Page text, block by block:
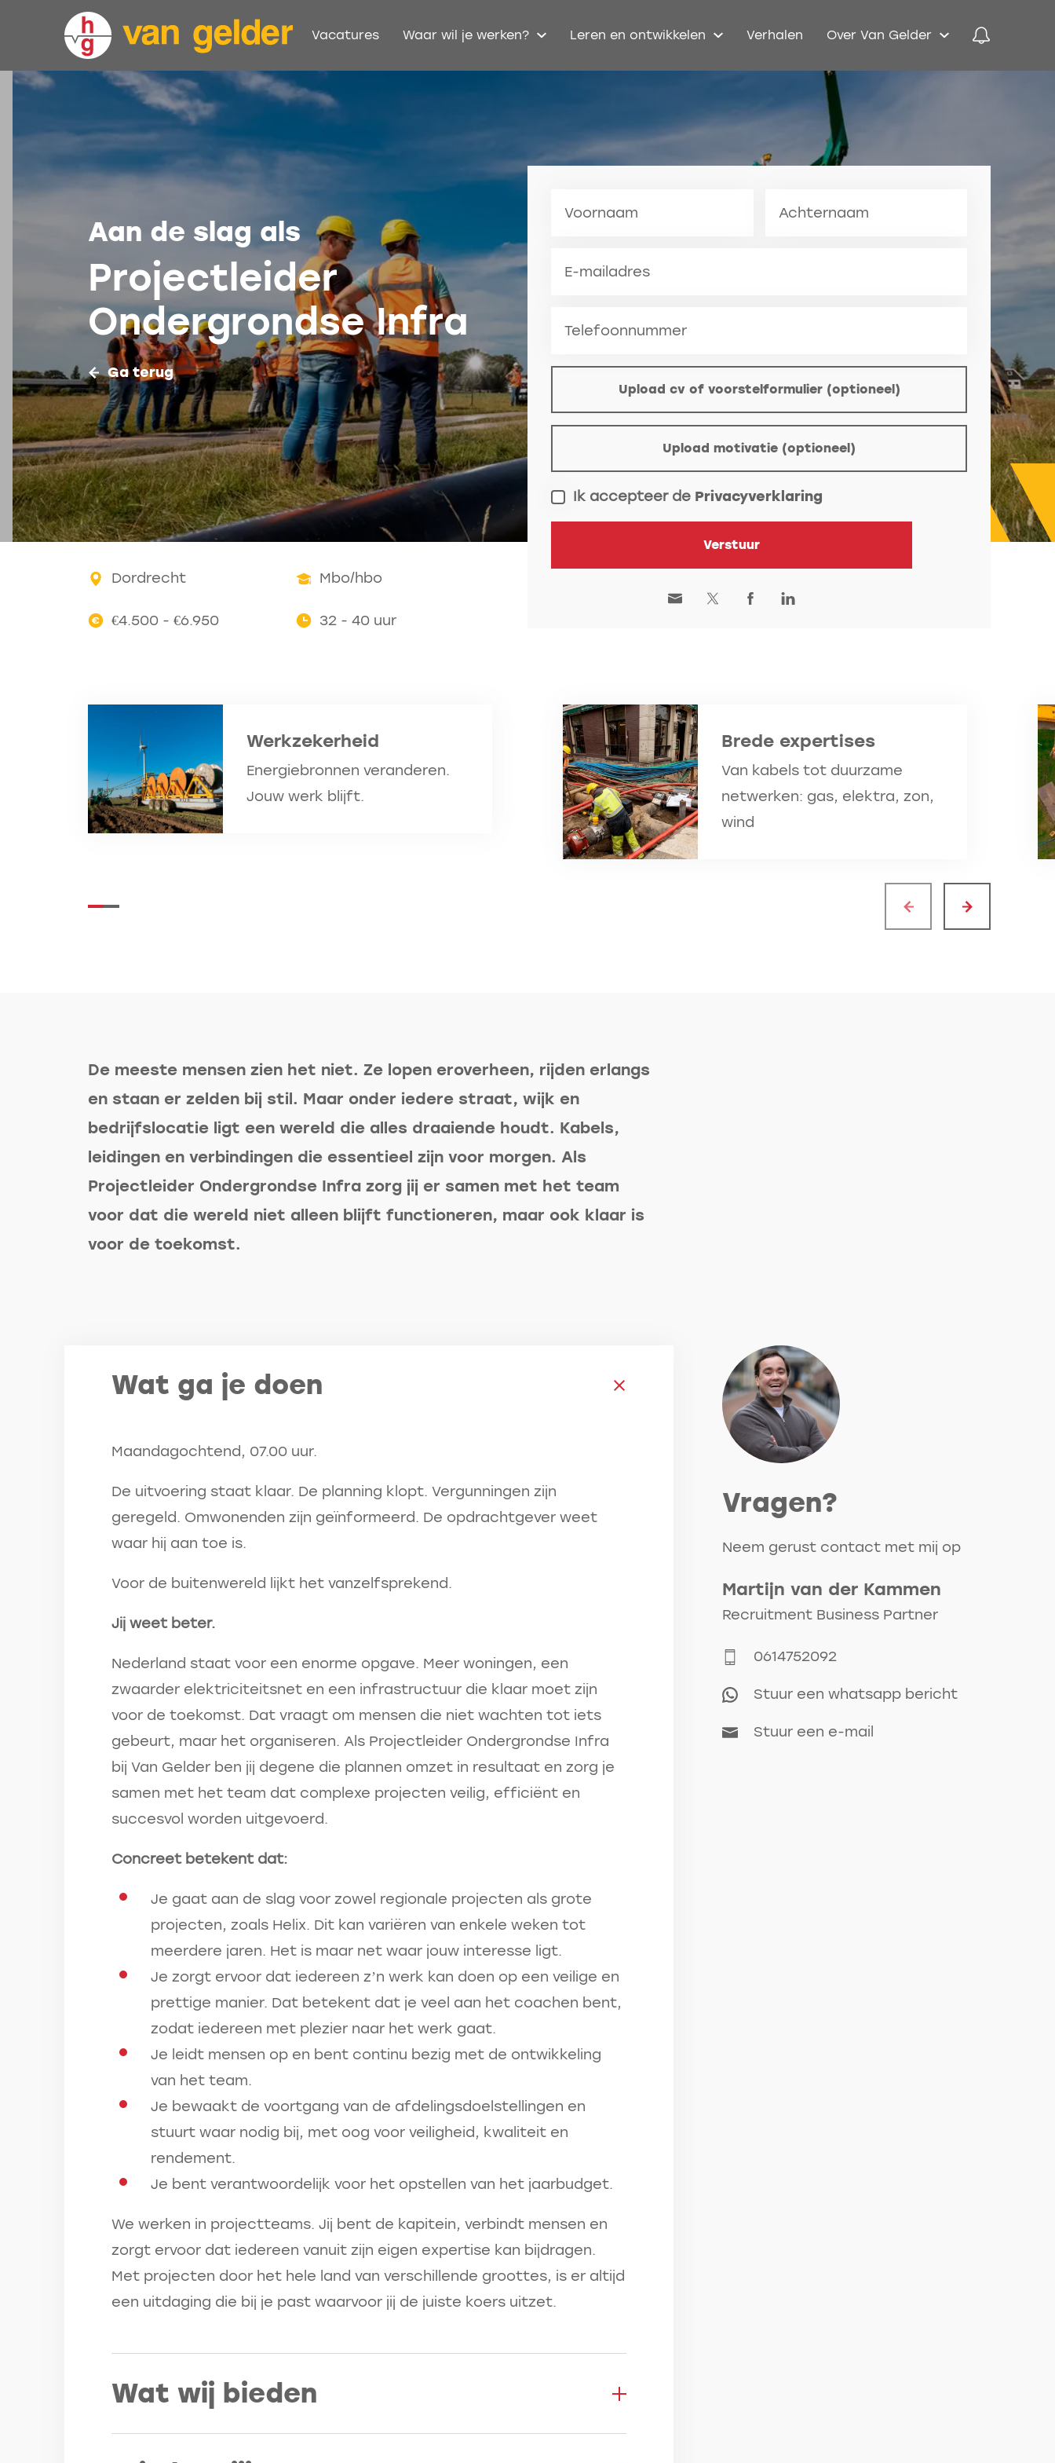
Vacatures Waar wil je werken? Leren en ontwikkelen Verhalen Over Van Gelder
Projectleider
Ondergrondse Infra
Aan de slag als
Ga terug
Upload cv of voorstelformulier (optioneel)
Upload motivatie (optioneel)
Ik accepteer de Privacyverklaring
Verstuur
Dordrecht
€4.500 - €6.950
Mbo/hbo
32 - 40 uur
Werkzekerheid
Energiebronnen veranderen.
Jouw werk blijft.
Brede expertises
Van kabels tot duurzame
netwerken: gas, elektra, zon,
wind
De meeste mensen zien het niet. Ze lopen eroverheen, rijden erlangs
en staan er zelden bij stil. Maar onder iedere straat, wijk en
bedrijfslocatie ligt een wereld die alles draaiende houdt. Kabels,
leidingen en verbindingen die essentieel zijn voor morgen. Als
Projectleider Ondergrondse Infra zorg jij er samen met het team
voor dat die wereld niet alleen blijft functioneren, maar ook klaar is
voor de toekomst.
Wat ga je doen
Maandagochtend, 07.00 uur.
De uitvoering staat klaar. De planning klopt. Vergunningen zijn
geregeld. Omwonenden zijn geïnformeerd. De opdrachtgever weet
waar hij aan toe is.
Voor de buitenwereld lijkt het vanzelfsprekend.
Jij weet beter.
Nederland staat voor een enorme opgave. Meer woningen, een
zwaarder elektriciteitsnet en een infrastructuur die klaar moet zijn
voor de toekomst. Dat vraagt om mensen die niet wachten tot iets
gebeurt, maar het organiseren. Als Projectleider Ondergrondse Infra
bij Van Gelder ben jij degene die plannen omzet in resultaat en zorg je
samen met het team dat complexe projecten veilig, efficiënt en
succesvol worden uitgevoerd.
Concreet betekent dat:
Je gaat aan de slag voor zowel regionale projecten als grote
projecten, zoals Helix. Dit kan variëren van enkele weken tot
meerdere jaren. Het is maar net waar jouw interesse ligt.
Je zorgt ervoor dat iedereen z’n werk kan doen op een veilige en
prettige manier. Dat betekent dat je veel aan het coachen bent,
zodat iedereen met plezier naar het werk gaat.
Je leidt mensen op en bent continu bezig met de ontwikkeling
van het team.
Je bewaakt de voortgang van de afdelingsdoelstellingen en
stuurt waar nodig bij, met oog voor veiligheid, kwaliteit en
rendement.
Je bent verantwoordelijk voor het opstellen van het jaarbudget.
We werken in projectteams. Jij bent de kapitein, verbindt mensen en
zorgt ervoor dat iedereen vanuit zijn eigen expertise kan bijdragen.
Met projecten door het hele land van verschillende groottes, is er altijd
een uitdaging die bij je past waarvoor jij de juiste koers uitzet.
Wat wij bieden
Vragen?
Neem gerust contact met mij op
Martijn van der Kammen
Recruitment Business Partner
0614752092
Stuur een whatsapp bericht
Stuur een e-mail